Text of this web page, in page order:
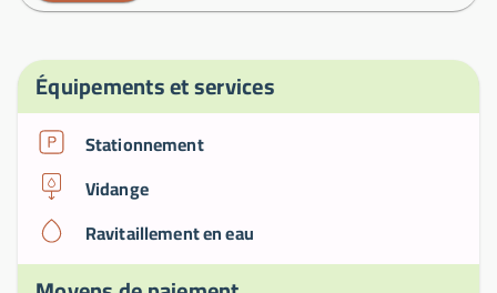
Équipements et services
Stationnement
Vidange
Ravitaillement en eau